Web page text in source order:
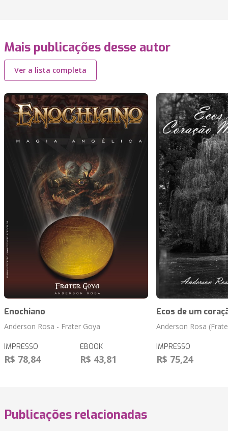
Mais publicações desse autor
Ver a lista completa
Enochiano
Anderson Rosa - Frater Goya
IMPRESSO
R$ 78,84
EBOOK
R$ 43,81
Ecos de um
Anderson Rosa
IMPRESSO
R$ 75,24
Publicações relacionadas